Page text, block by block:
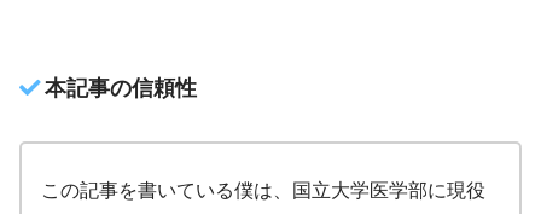
本記事の信頼性
この記事を書いている僕は、国立大学医学部に現役